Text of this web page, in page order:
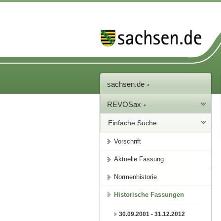
sachsen.de
REVOSax
Einfache Suche
Vorschrift
Aktuelle Fassung
Normenhistorie
Historische Fassungen
30.09.2001 - 31.12.2012